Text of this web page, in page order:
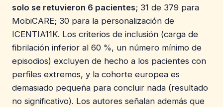
solo se retuvieron 6 pacientes; 31 de 379 para
MobiCARE; 30 para la personalización de
ICENTIA11K. Los criterios de inclusión (carga de
fibrilación inferior al 60 %, un número mínimo de
episodios) excluyen de hecho a los pacientes con
perfiles extremos, y la cohorte europea es
demasiado pequeña para concluir nada (resultado
no significativo). Los autores señalan además que